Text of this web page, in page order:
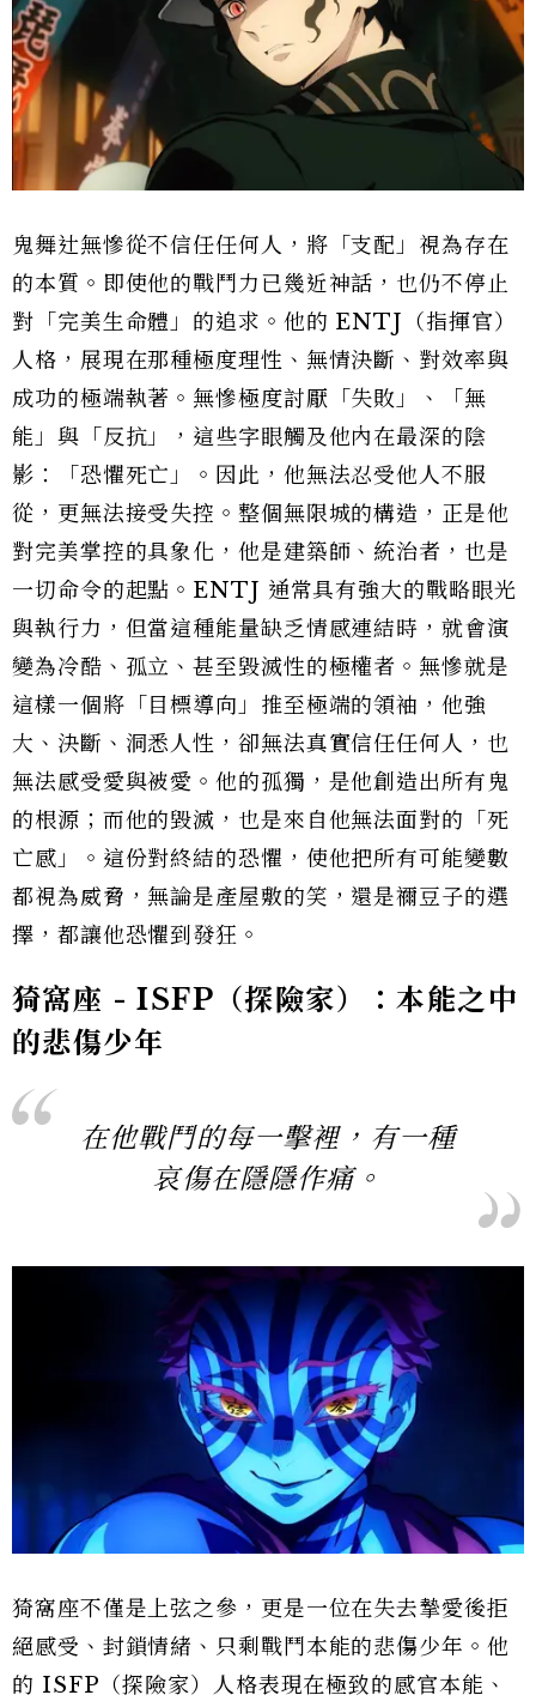
鬼舞辻無慘從不信任任何人，將「支配」視為存在
的本質。即使他的戰鬥力已幾近神話，也仍不停止
對「完美生命體」的追求。他的 ENTJ（指揮官）
人格，展現在那種極度理性、無情決斷、對效率與
成功的極端執著。無慘極度討厭「失敗」、「無
能」與「反抗」，這些字眼觸及他內在最深的陰
影：「恐懼死亡」。因此，他無法忍受他人不服
從，更無法接受失控。整個無限城的構造，正是他
對完美掌控的具象化，他是建築師、統治者，也是
一切命令的起點。ENTJ 通常具有強大的戰略眼光
與執行力，但當這種能量缺乏情感連結時，就會演
變為冷酷、孤立、甚至毀滅性的極權者。無慘就是
這樣一個將「目標導向」推至極端的領袖，他強
大、決斷、洞悉人性，卻無法真實信任任何人，也
無法感受愛與被愛。他的孤獨，是他創造出所有鬼
的根源；而他的毀滅，也是來自他無法面對的「死
亡感」。這份對終結的恐懼，使他把所有可能變數
都視為威脅，無論是產屋敷的笑，還是禰豆子的選
擇，都讓他恐懼到發狂。
猗窩座 - ISFP（探險家）：本能之中
的悲傷少年
在他戰鬥的每一擊裡，有一種
哀傷在隱隱作痛。
猗窩座不僅是上弦之參，更是一位在失去摯愛後拒
絕感受、封鎖情緒、只剩戰鬥本能的悲傷少年。他
的 ISFP（探險家）人格表現在極致的感官本能、